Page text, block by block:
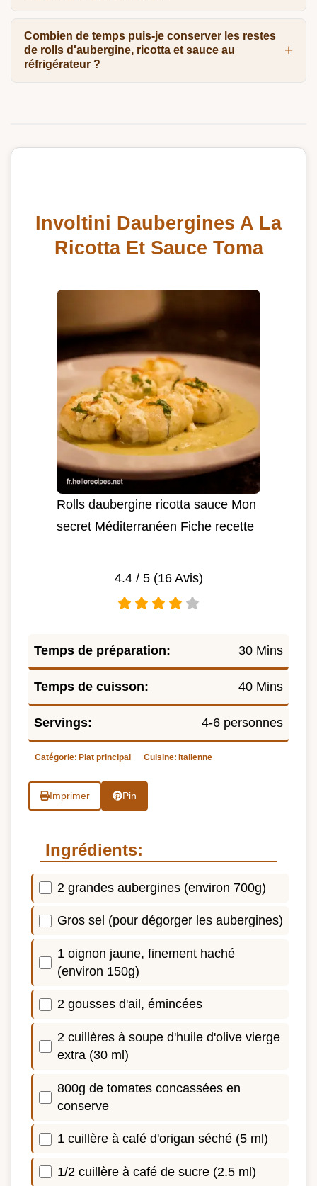
Combien de temps puis-je conserver les restes
de rolls d'aubergine, ricotta et sauce au
réfrigérateur ?
Involtini Daubergines A La
Ricotta Et Sauce Toma
Rolls daubergine ricotta sauce Mon
secret Méditerranéen Fiche recette
4.4/ 5 (16Avis)
Temps de préparation: 30 Mins
Temps de cuisson: 40 Mins
Servings: 4-6 personnes
Catégorie: Plat principal Cuisine: Italienne
Imprimer Pin
Ingrédients:
2 grandes aubergines (environ 700g)
Gros sel (pour dégorger les aubergines)
1 oignon jaune, finement haché
(environ 150g)
2 gousses d'ail, émincées
2 cuillères à soupe d'huile d'olive vierge
extra (30 ml)
800g de tomates concassées en
conserve
1 cuillère à café d'origan séché (5 ml)
1/2 cuillère à café de sucre (2.5 ml)